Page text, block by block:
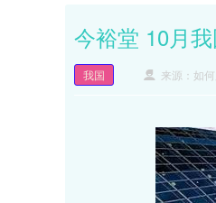
今裕堂 10月
我国 来源：如